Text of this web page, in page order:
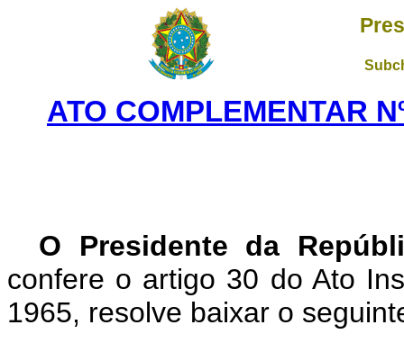
ATO COMPLEMENTAR
O Presidente da
confere o artigo 30 do Ato
1965, resolve baixar o